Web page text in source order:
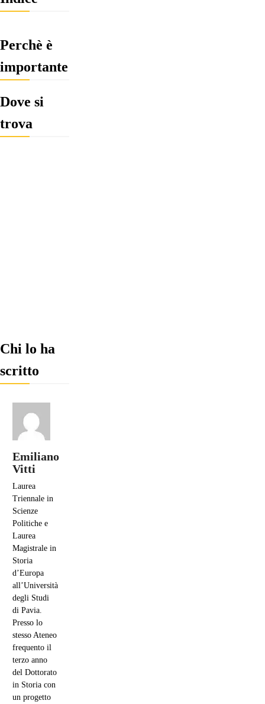
Perchè è
importante
Dove si
trova
Chi lo ha
scritto
Emiliano
Vitti
Laurea
Triennale in
Scienze
Politiche e
Laurea
Magistrale in
Storia
d’Europa
all’Università
degli Studi
di Pavia.
Presso lo
stesso Ateneo
frequento il
terzo anno
del Dottorato
in Storia con
un progetto